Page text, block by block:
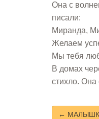
Она с
писали:
Миранда,
Желаем
Мы тебя
В домах
стихло. Она
←